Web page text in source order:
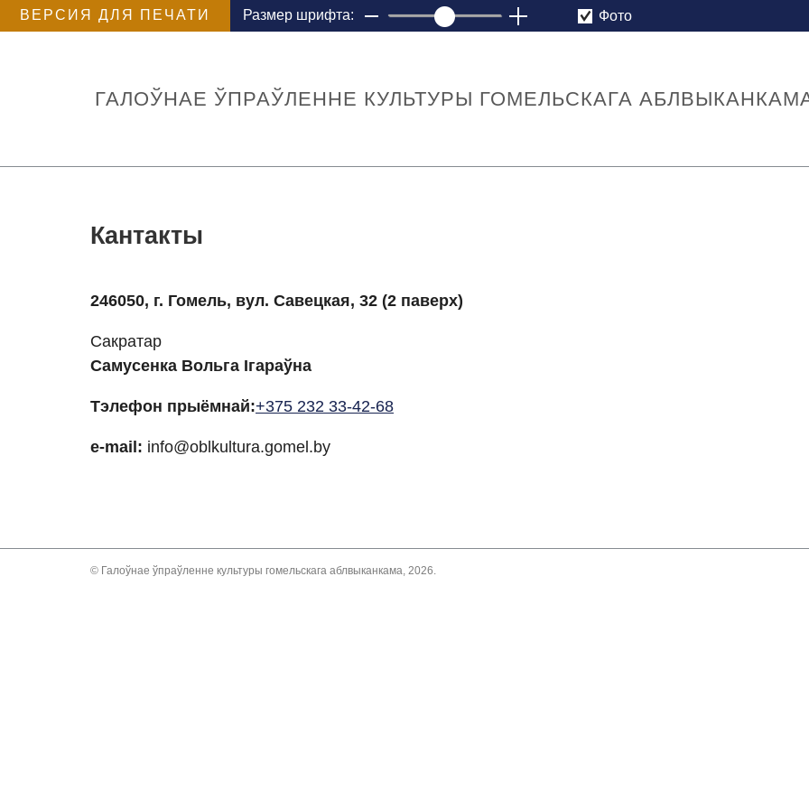
ВЕРСИЯ ДЛЯ ПЕЧАТИ Размер шрифта: Фото
ГАЛОЎНАЕ ЎПРАЎЛЕННЕ КУЛЬТУРЫ ГОМЕЛЬСКАГА
Кантакты
246050, г. Гомель, вул. Савецкая, 32 (2 паверх)
Сакратар
Самусенка Вольга Ігараўна
Тэлефон прыёмнай:+375 232 33-42-68
e-mail: info@oblkultura.gomel.by
© Галоўнае ўпраўленне культуры гомельскага аблвыканкама, 2026.